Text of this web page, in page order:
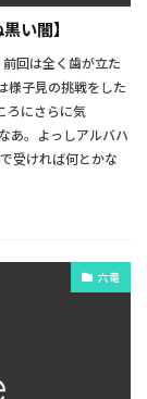
い闇】
回は全く歯が立た
様子見の挑戦をした
ろにさらに気
あ。よっしアルバハ
受ければ何とかな
六竜